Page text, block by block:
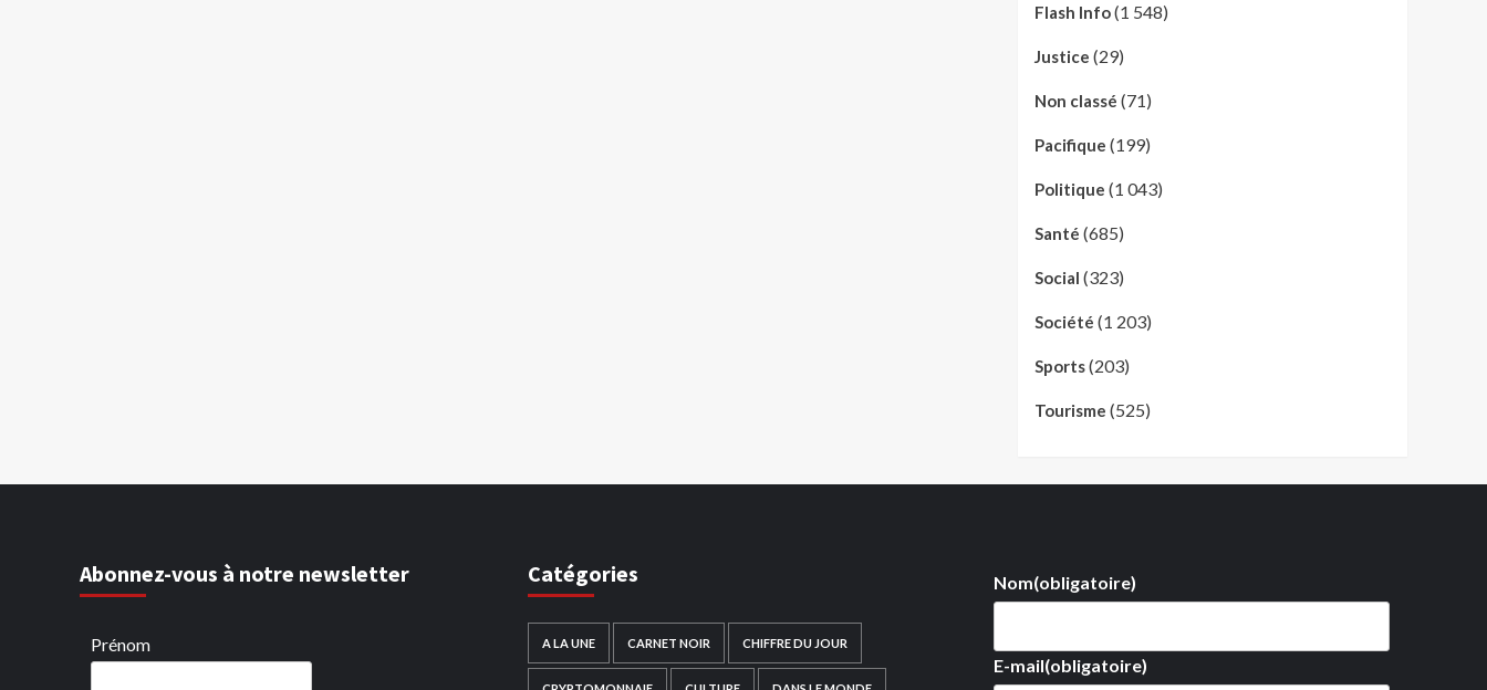
Flash Info(1 548)
Justice (29)
Non classé (71)
Pacifique (199)
Politique (1 043)
Santé (685)
Social (323)
Société (1 203)
Sports(203)
Tourisme (525)
Abonnez-vous à notre newsletter
Prénom
Catégories
A LA UNE CARNET NOIR CHIFFRE DU JOUR
Nom(obligatoire)
E-mail(obligatoire)